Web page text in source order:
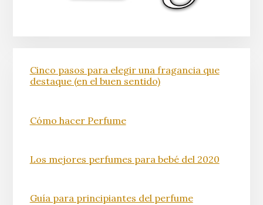
Cinco pasos para elegir una fragancia que
destaque (en el buen sentido)
Cómo hacer Perfume
Los mejores perfumes para bebé del 2020
Guía para principiantes del perfume